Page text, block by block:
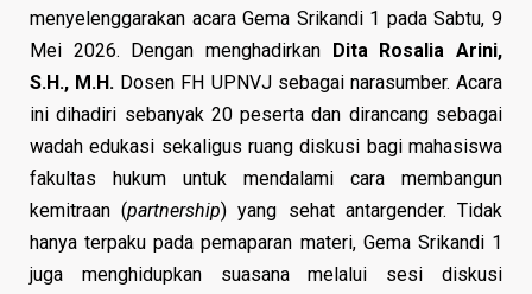
menyelenggarakan acara Gema Srikandi 1 pada Sabtu, 9
Mei 2026. Dengan menghadirkan
Dita Rosalia Arini,
S.H., M.H. Dosen FH UPNVJ sebagai narasumber. Acara
ini dihadiri sebanyak 20 peserta dan dirancang sebagai
wadah edukasi sekaligus ruang diskusi bagi mahasiswa
fakultas hukum untuk mendalami cara membangun
kemitraan (partnership) yang sehat antargender. Tidak
hanya terpaku pada pemaparan materi, Gema Srikandi 1
juga menghidupkan suasana melalui sesi diskusi